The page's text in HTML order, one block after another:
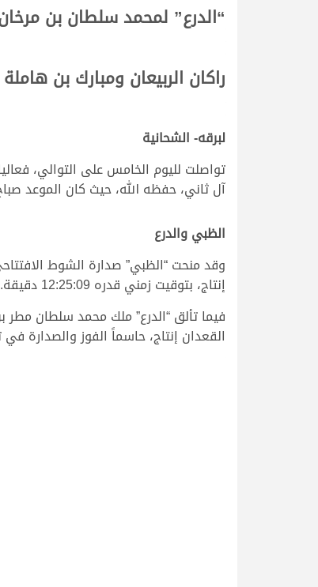
“الدرع” لمحمد سلطان بن
راكان الربيعان ومبارك بن
لبرقه- الشحانية
تواصلت لليوم الخامس على التوالي،
آل ثاني، حفظه الله، حيث كان الموعد صباح اليوم الأربعاء 25 يناير 2023 مع انطلاقة أشواط الكبار في بداية
الظبي والدرع
وقد منحت “الظبي” صدارة الشوط
إنتاج، بتوقيت زمني قدره 12:25:09 دقيقة.
فيما تألق “الدرع” ملك محمد سلطان مطر
القعدان إنتاج، حاسماً الفوز والصدارة في توقيت